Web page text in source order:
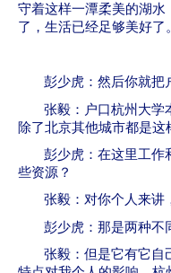
守着这样一潭柔美的湖水
了，生活已经足够美好了
彭少虎：然后你就把
张毅：户口杭州大学
除了北京其他城市都是这
彭少虎：在这里工作
些资源？
张毅：对你个人来讲
彭少虎：那是两种不
张毅：但是它有它自